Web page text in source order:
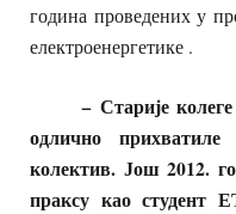
година проведених у
електроенергетике .
− Старије
одлично
колектив. Још 2012.
праксу као студент